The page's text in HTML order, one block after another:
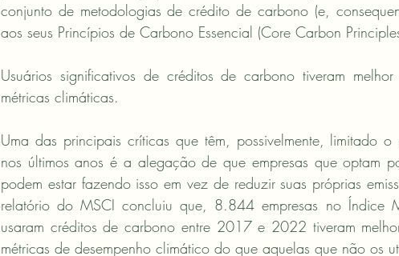
conjunto de metodologias de crédito de carbono (e,
aos seus Princípios de Carbono Essencial (Core Carbon
Usuários significativos de créditos de carbono tiveram
métricas climáticas.
Uma das principais críticas que têm, possivelmente, limitado
nos últimos anos é a alegação de que empresas que optam
podem estar fazendo isso em vez de reduzir suas próprias
relatório do MSCI concluiu que, 8.844 empresas no Índice
usaram créditos de carbono entre 2017 e 2022 tiveram
métricas de desempenho climático do que aquelas que não os